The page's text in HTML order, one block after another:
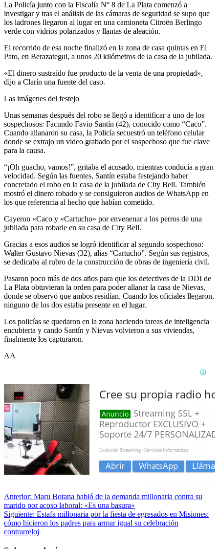
La Policía junto con la Fiscalía N° 8 de La Plata comenzó a
investigar y tras el análisis de las cámaras de seguridad se supo que
los ladrones llegaron al lugar en una camioneta Citroën Berlingo
verde con vidrios polarizados y llantas de aleación.
El recorrido de esa noche finalizó en la zona de casa quintas en El
Pato, en Berazategui, a unos 20 kilómetros de la casa de la jubilada.
«El dinero sustraído fue producto de la venta de una propiedad»,
dijo a Clarín una fuente del caso.
Las imágenes del festejo
Unas semanas después del robo se llegó a identificar a uno de los
sospechosos: Facundo Favio Santín (42), conocido como “Caco”.
Cuando allanaron su casa, la Policía secuestró un teléfono celular
donde se extrajo un video grabado por el sospechoso que fue clave
para la causa.
“¡Oh guacho, vamos!”, gritaba el acusado, mientras conducía a gran
velocidad. Según las fuentes, Santín estaba festejando haber
concretado el robo en la casa de la jubilada de City Bell. También
mostró el dinero robado y se consiguieron audios de WhatsApp en
los que referencia al hecho que habían cometido.
Cayeron «Caco y «Cartucho» por envenenar a los perros de una
jubilada para robarle en su casa de City Bell.
Gracias a esos audios se logró identificar al segundo sospechoso:
Walter Gustavo Nievas (32), alias “Cartucho”. Según sus registros,
se dedicaba al rubro de la construcción de obras de ingeniería civil.
Pasaron poco más de dos años para que los detectives de la DDI de
La Plata obtuvieran la orden para poder allanar la casa de Nievas,
donde se observó que ambos residían. Cuando los oficiales llegaron,
ninguno de los dos estaba presente en el lugar.
Los policías se quedaron en la zona haciendo tareas de inteligencia
encubierta y cando Santín y Nievas volvieron a sus viviendas,
finalmente los capturaron.
AA
Anterior: Maru Botana habló de la demanda millonaria contra su
marido por acoso laboral: «Es una basura»
Siguiente: Estafa millonaria por la fiesta de egresados en Misiones:
cómo hicieron los padres para armar igual su celebración
contrarreloj